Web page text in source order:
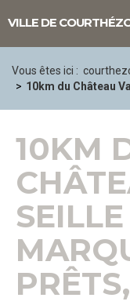
VILLE DE
Vous êtes ici :
10km du Château
10KM